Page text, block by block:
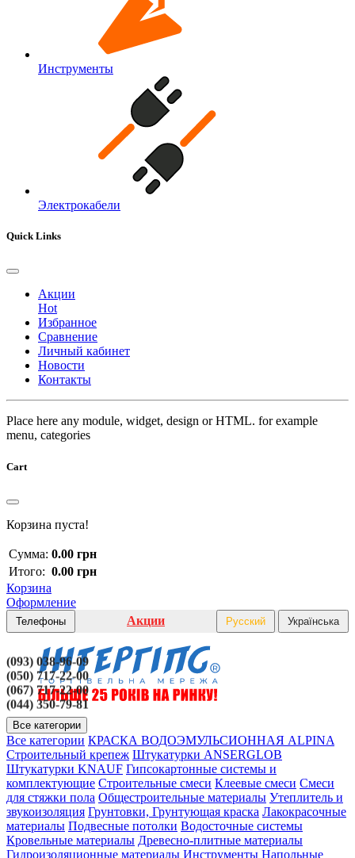
Инструменты
Электрокабели
Quick Links
Акции
Hot
Избранное
Сравнение
Личный кабинет
Новости
Контакты
Place here any module, widget, design or HTML. for example
menu, categories
Cart
Корзина пуста!
Сумма: 0.00 грн
Итого: 0.00 грн
Корзина
Оформление
Телефоны
(093) 038-96-09
(050) 717-22-00
(067) 717-22-00
(044) 350-79-81
Акции Русский Українська
Все категории
Все категории КРАСКА ВОДОЭМУЛЬСИОННАЯ ALPINA
Строительный крепеж Штукатурки ANSERGLOB
Штукатурки KNAUF Гипсокартонные системы и
комплектующие Строительные смеси Клеевые смеси Смеси
для стяжки пола Общестроительные материалы Утеплитель и
звукоизоляция Грунтовки, Грунтующая краска Лакокрасочные
материалы Подвесные потолки Водосточные системы
Кровельные материалы Древесно-плитные материалы
Гидроизоляционные материалы Инструменты Напольные